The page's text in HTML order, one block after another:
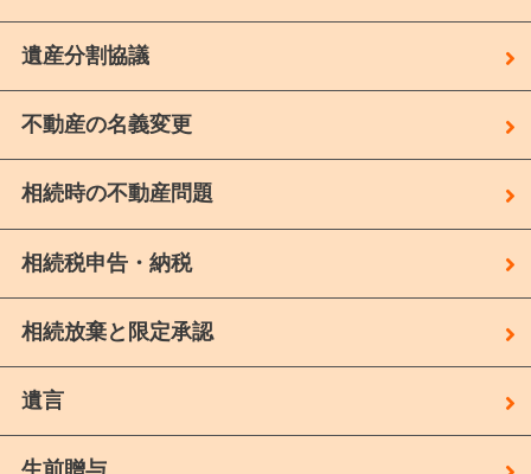
遺産分割協議
不動産の名義変更
相続時の不動産問題
相続税申告・納税
相続放棄と限定承認
遺言
生前贈与